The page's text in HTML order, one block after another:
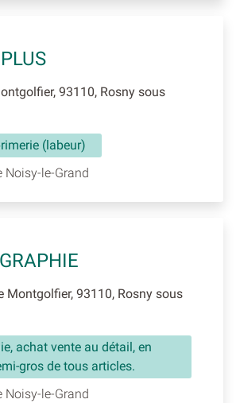
93110, Rosny sous
(labeur)
Noisy-le-Grand
Montgolfier, 93110, Rosny sous
achat vente au détail, en
gros de tous articles.
Noisy-le-Grand